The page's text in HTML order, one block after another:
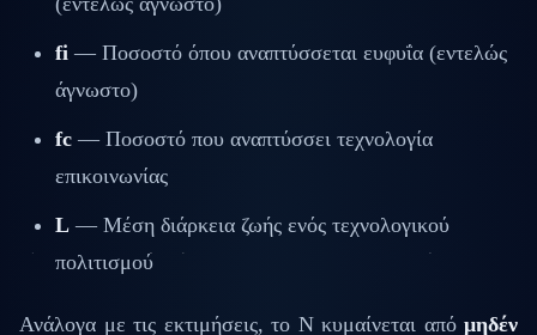
fi — Ποσοστό όπου αναπτύσσεται ευφυΐα (εντελώς
άγνωστο)
fc — Ποσοστό που αναπτύσσει τεχνολογία
επικοινωνίας
L — Μέση διάρκεια ζωής ενός τεχνολογικού
πολιτισμού
Ανάλογα με τις εκτιμήσεις, το N κυμαίνεται από μηδέν